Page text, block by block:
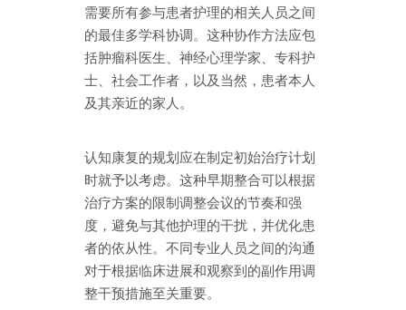
需要所有参与患者护理的相关人员之间
的最佳多学科协调。这种协作方法应包
括肿瘤科医生、神经心理学家、专科护
士、社会工作者，以及当然，患者本人
及其亲近的家人。
认知康复的规划应在制定初始治疗计划
时就予以考虑。这种早期整合可以根据
治疗方案的限制调整会议的节奏和强
度，避免与其他护理的干扰，并优化患
者的依从性。不同专业人员之间的沟通
对于根据临床进展和观察到的副作用调
整干预措施至关重要。